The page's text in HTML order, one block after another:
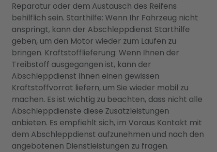
Reparatur oder dem Austausch des Reifens
behilflich sein. Starthilfe: Wenn Ihr Fahrzeug nicht
anspringt, kann der Abschleppdienst Starthilfe
geben, um den Motor wieder zum Laufen zu
bringen. Kraftstofflieferung: Wenn Ihnen der
Treibstoff ausgegangen ist, kann der
Abschleppdienst Ihnen einen gewissen
Kraftstoffvorrat liefern, um Sie wieder mobil zu
machen. Es ist wichtig zu beachten, dass nicht alle
Abschleppdienste diese Zusatzleistungen
anbieten. Es empfiehlt sich, im Voraus Kontakt mit
dem Abschleppdienst aufzunehmen und nach den
angebotenen Dienstleistungen zu fragen.